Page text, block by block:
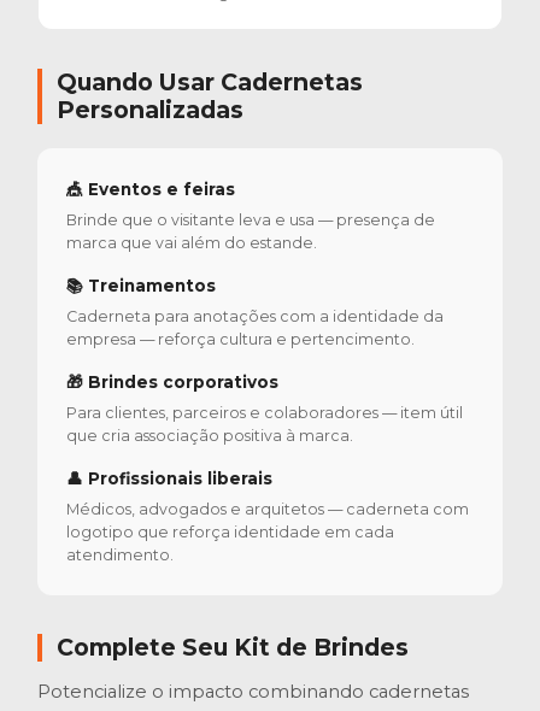
Quando Usar Cadernetas
Personalizadas
🎪 Eventos e feiras
Brinde que o visitante leva e usa — presença de
marca que vai além do estande.
📚 Treinamentos
Caderneta para anotações com a identidade da
empresa — reforça cultura e pertencimento.
🎁 Brindes corporativos
Para clientes, parceiros e colaboradores — item útil
que cria associação positiva à marca.
👤 Profissionais liberais
Médicos, advogados e arquitetos — caderneta com
logotipo que reforça identidade em cada
atendimento.
Complete Seu Kit de Brindes
Potencialize o impacto combinando cadernetas